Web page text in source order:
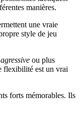
manières.
une vraie
style de jeu
ou plus
flexibilité est un vrai
forts mémorables. Ils